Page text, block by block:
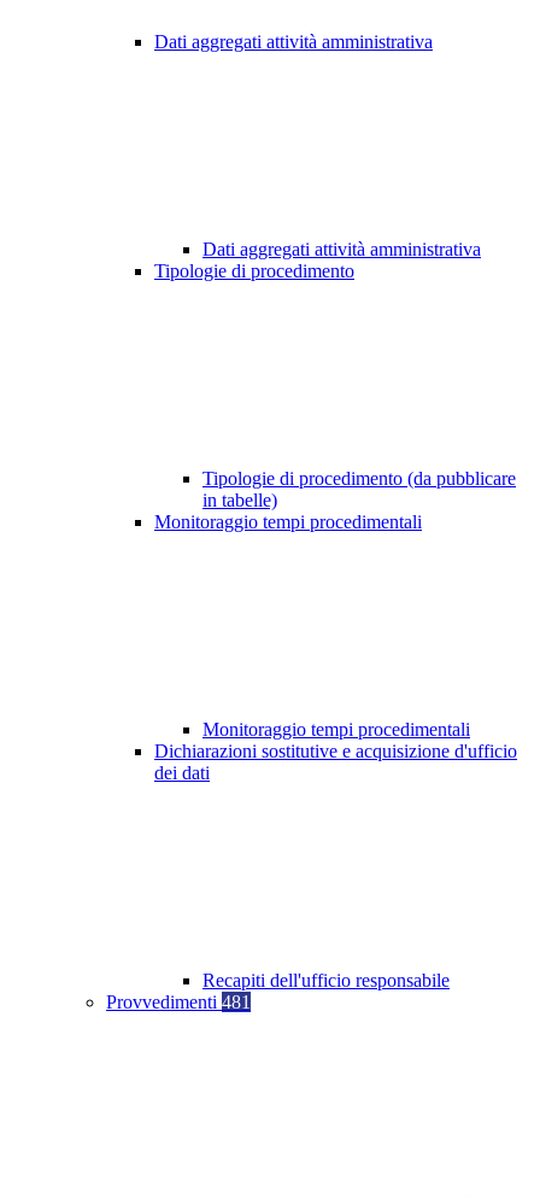
Dati aggregati attività amministrativa
Dati aggregati attività amministrativa
Tipologie di procedimento
Tipologie di procedimento (da pubblicare
in tabelle)
Monitoraggio tempi procedimentali
Monitoraggio tempi procedimentali
Dichiarazioni sostitutive e acquisizione d'ufficio
dei dati
Recapiti dell'ufficio responsabile
Provvedimenti 481